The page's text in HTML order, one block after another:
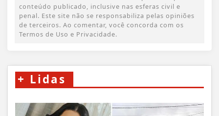
conteúdo publicado, inclusive nas esferas civil e
penal. Este site não se responsabiliza pelas opiniões
de terceiros. Ao comentar, você concorda com os
Termos de Uso e Privacidade.
+ Lidas